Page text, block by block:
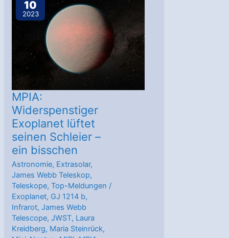
Exoplanet
TRAPPIST-
c
eine
Atmosphäre?
10
2023
MPIA:
Widerspenstiger
Exoplanet lüftet
seinen Schleier –
ein bisschen
Astronomie, Extrasolar,
James Webb Teleskop,
Teleskope,Top-Meldungen /
Exoplanet, GJ 1214 b,
Infrarot,James Webb
Telescope,JWST, Laura
Kreidberg, Maria Steinrück,